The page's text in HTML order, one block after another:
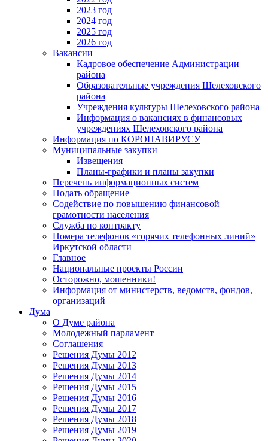
2023 год
2024 год
2025 год
2026 год
Вакансии
Кадровое обеспечение Администрации
района
Образовательные учреждения Шелеховского
района
Учреждения культуры Шелеховского района
Информация о вакансиях в финансовых
учреждениях Шелеховского района
Информация по КОРОНАВИРУСУ
Муниципальные закупки
Извещения
Планы-графики и планы закупки
Перечень информационных систем
Подать обращение
Содействие по повышению финансовой
грамотности населения
Служба по контракту
Номера телефонов «горячих телефонных линий»
Иркутской области
Главное
Национальные проекты России
Осторожно, мошенники!
Информация от министерств, ведомств, фондов,
организаций
Дума
О Думе района
Молодежный парламент
Соглашения
Решения Думы 2012
Решения Думы 2013
Решения Думы 2014
Решения Думы 2015
Решения Думы 2016
Решения Думы 2017
Решения Думы 2018
Решения Думы 2019